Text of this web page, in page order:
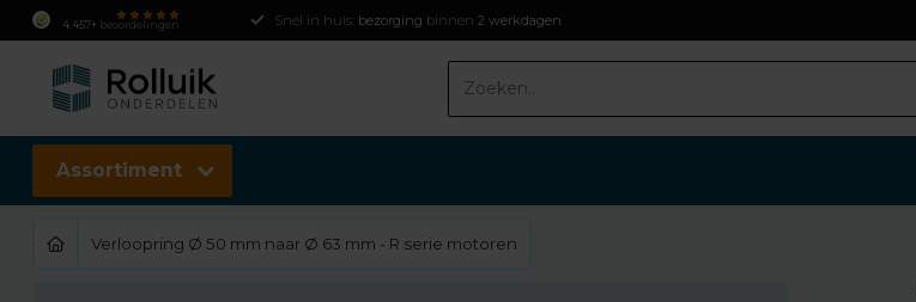
4.457+ beoordelingen Snel in huis: bezorging binnen 2 werkdagen
Assortiment
Verloopring Ø 50 mm naar Ø 63 mm - R serie motoren